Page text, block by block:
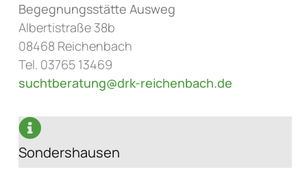
Begegnungsstätte Ausweg
Albertistraße 38b
08468 Reichenbach
Tel. 03765 13469
suchtberatung@drk-reichenbach.de
Sondershausen